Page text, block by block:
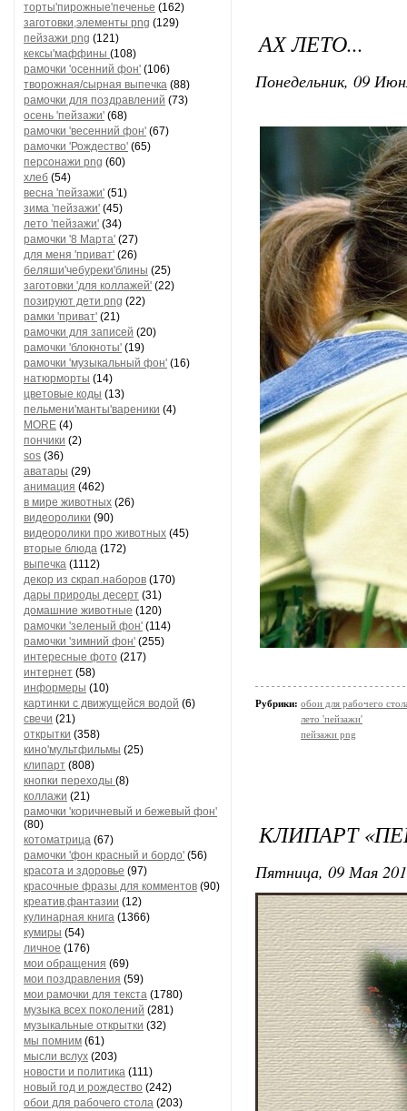
торты'пирожные'печенье (162)
заготовки,элементы png (129)
пейзажи png (121)
кексы'маффины (108)
рамочки 'осенний фон' (106)
творожная/сырная выпечка (88)
рамочки для поздравлений (73)
осень 'пейзажи' (68)
рамочки 'весенний фон' (67)
рамочки 'Рождество' (65)
персонажи png (60)
хлеб (54)
весна 'пейзажи' (51)
зима 'пейзажи' (45)
лето 'пейзажи' (34)
рамочки '8 Марта' (27)
для меня 'приват' (26)
беляши'чебуреки'блины (25)
заготовки 'для коллажей' (22)
позируют дети png (22)
рамки 'приват' (21)
рамочки для записей (20)
рамочки 'блокноты' (19)
рамочки 'музыкальный фон' (16)
натюрморты (14)
цветовые коды (13)
пельмени'манты'вареники (4)
MORE (4)
пончики (2)
sos (36)
аватары (29)
анимация (462)
в мире животных (26)
видеоролики (90)
видеоролики про животных (45)
вторые блюда (172)
выпечка (1112)
декор из скрап.наборов (170)
дары природы десерт (31)
домашние животные (120)
рамочки 'зеленый фон' (114)
рамочки 'зимний фон' (255)
интересные фото (217)
интернет (58)
информеры (10)
картинки с движущейся водой (6)
свечи (21)
открытки (358)
кино'мультфильмы (25)
клипарт (808)
кнопки переходы (8)
коллажи (21)
рамочки 'коричневый и бежевый фон'
(80)
котоматрица (67)
рамочки 'фон красный и бордо' (56)
красота и здоровье (97)
красочные фразы для комментов (90)
креатив,фантазии (12)
кулинарная книга (1366)
кумиры (54)
личное (176)
мои обращения (69)
мои поздравления (59)
мои рамочки для текста (1780)
музыка всех поколений (281)
музыкальные открытки (32)
мы помним (61)
мысли вслух (203)
новости и политика (111)
новый год и рождество (242)
обои для рабочего стола (203)
АХ ЛЕТО...
Понедельник, 09
Рубрики: обои для рабочего
лето 'пейзажи'
пейзажи png
КЛИПАРТ
Пятница, 09 Мая